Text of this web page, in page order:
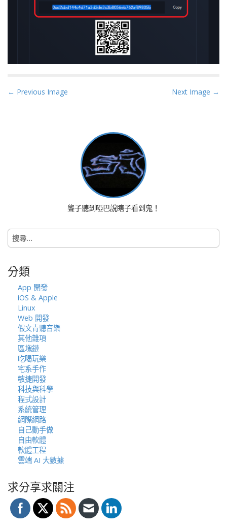
P
i
o
n
← Previous Image Next Image →
聾子聽到啞巴說瞎子看到鬼！
搜
尋
字:
分類
App 開發
iOS & Apple
Linux
Web 開發
假文青聽音樂
其他雜項
區塊鏈
吃喝玩樂
宅系手作
敏捷開發
科技與科學
程式設計
系統管理
網際網路
自己動手做
自由軟體
軟體工程
雲端 AI 大數據
求分享求關注